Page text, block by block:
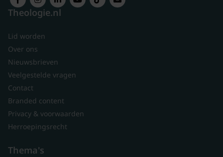
Theologie.nl
Lid worden
Over ons
Nieuwsbrieven
Veelgestelde vragen
Contact
Branded content
Privacy & voorwaarden
Herroepingsrecht
Thema's